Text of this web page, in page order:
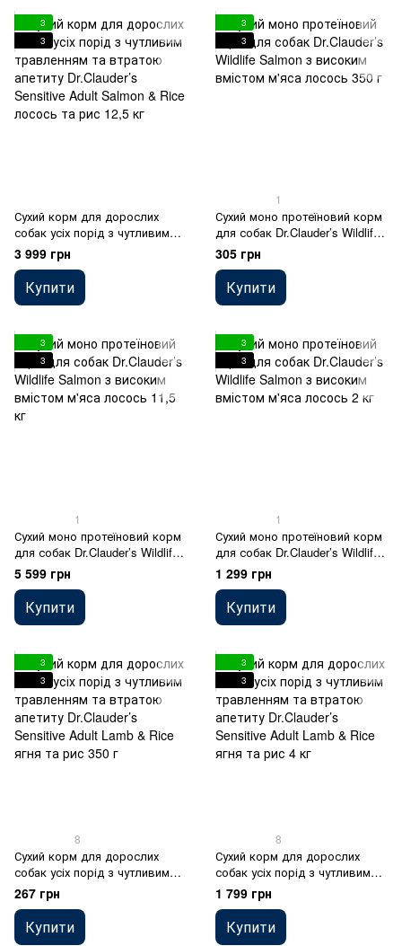
3
3
Сухий корм для дорослих
собак усіх порід з чутливим
травленням та втратою
апетиту Dr.Clauder’s Sensitive
Adult Salmon & Rice лосось та
рис 12,5 кг
3 999 грн
Купити
3
3
1
Сухий моно протеїновий корм
для собак Dr.Clauder’s Wildlife
Salmon з високим вмістом
м'яса лосось 350 г
305 грн
Купити
3
3
1
Сухий моно протеїновий корм
для собак Dr.Clauder’s Wildlife
Salmon з високим вмістом
м'яса лосось 11,5 кг
5 599 грн
Купити
3
3
1
Сухий моно протеїновий корм
для собак Dr.Clauder’s Wildlife
Salmon з високим вмістом
м'яса лосось 2 кг
1 299 грн
Купити
3
3
8
Сухий корм для дорослих
собак усіх порід з чутливим
травленням та втратою
апетиту Dr.Clauder’s Sensitive
Adult Lamb & Rice ягня та рис
350 г
267 грн
Купити
3
3
8
Сухий корм для дорослих
собак усіх порід з чутливим
травленням та втратою
апетиту Dr.Clauder’s Sensitive
Adult Lamb & Rice ягня та рис
4 кг
1 799 грн
Купити